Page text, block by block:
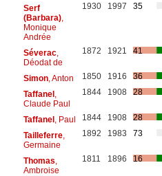
Serf
(Barbara),
Monique
Andrée
1930 1997 35
Séverac,
Déodat de
1872 1921 41
Simon, Anton 1850 1916
36
Taffanel,
Claude Paul
1844 1908 28
Taffanel, Paul 1844 1908
28
Tailleferre,
Germaine
1892 1983 73
Thomas
Ambroise
1811 1896 16